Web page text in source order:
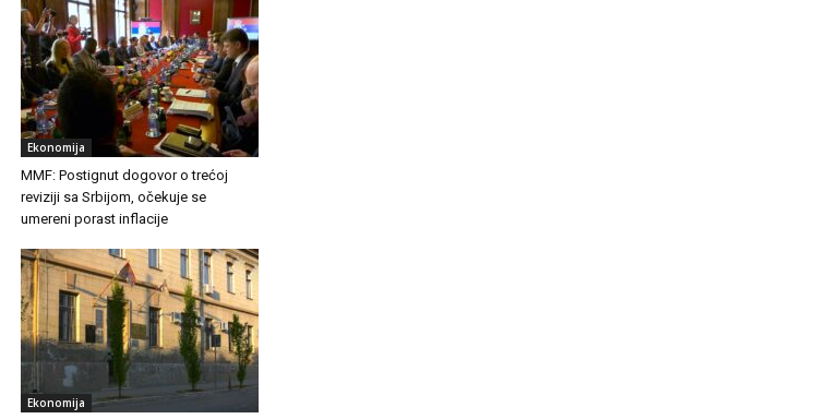
Ekonomija
MMF: Postignut dogovor o trećoj
reviziji sa Srbijom, očekuje se
umereni porast inflacije
Ekonomija